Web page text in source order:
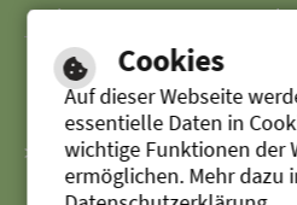
Freitag
07:30-13:00 Uhr
> Zur Website der Stadt
Cookies
Auf dieser Webseite
essentielle Daten in
wichtige Funktionen der
ermöglichen. Mehr dazu